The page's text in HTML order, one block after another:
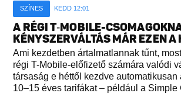
SZÍNES KEDD 12:01
A RÉGI T‑MOBILE-
KÉNYSZERVÁLTÁS MÁR EZEN A
Ami kezdetben ártalmatlannak tűnt,
régi T-Mobile-előfizető számára valódi
társaság e héttől kezdve automatikusan
10–15 éves tarifákat – például a Simple